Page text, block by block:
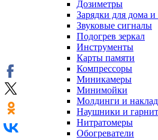
Дозиметры
Зарядки для дома и
Звуковые сигналы
Подогрев зеркал
Инструменты
Карты памяти
Компрессоры
Миникамеры
Минимойки
Молдинги и
Наушники и
Нитратомеры
Обогреватели